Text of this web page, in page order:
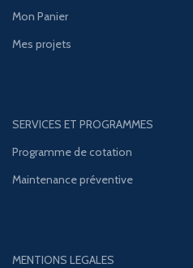
Mon Panier
Mes projets
SERVICES ET PROGRAMMES
Programme de cotation
Maintenance préventive
MENTIONS LEGALES